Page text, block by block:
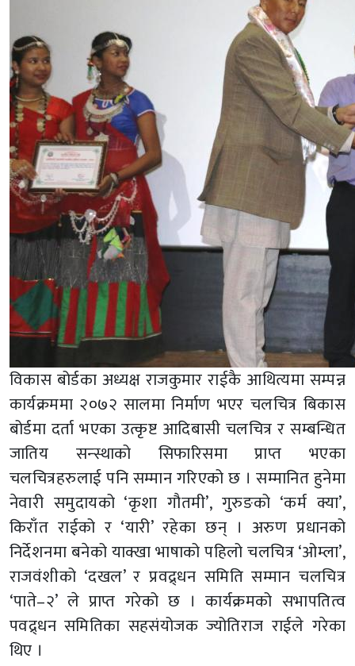
विकास बोर्डका अध्यक्ष राजकुमार राईकै आथित्यमा सम्पन्न
कार्यक्रममा २०७२ सालमा निर्माण भएर चलचित्र बिकास
बोर्डमा दर्ता भएका उत्कृष्ट आदिबासी चलचित्र र सम्बन्धित
जातिय सन्स्थाको सिफारिसमा प्राप्त भएका
चलचित्रहरुलाई पनि सम्मान गरिएको छ । सम्मानित हुनेमा
नेवारी समुदायको ‘कृशा गौतमी’, गुरुङको ‘कर्म क्या’,
किराँत राईको र ‘यारी’ रहेका छन् । अरुण प्रधानको
निर्देशनमा बनेको याक्खा भाषाको पहिलो चलचित्र ‘ओम्ला’,
राजवंशीको ‘दखल’ र प्रवद्र्धन समिति सम्मान चलचित्र
‘पाते–२’ ले प्राप्त गरेको छ । कार्यक्रमको सभापतित्व
पवद्र्धन समितिका सहसंयोजक ज्योतिराज राईले गरेका
थिए ।